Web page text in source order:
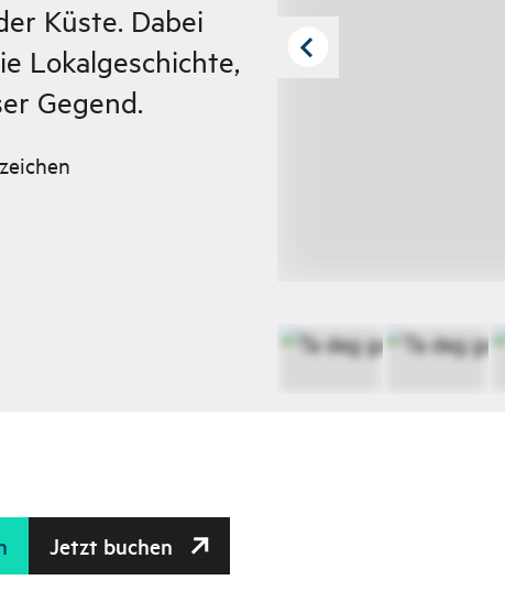
Küste. Dabei
Lokalgeschichte,
Gegend.
Jetzt buchen